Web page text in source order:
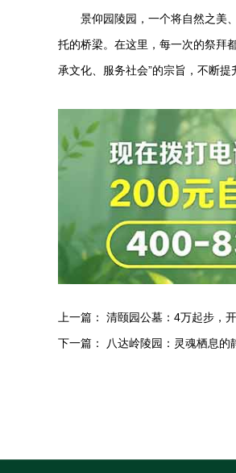
景仰园陵园 ，一个将自然之美
托的桥梁。在这里，每一次的祭拜
承文化、服务社会”的宗旨，不断
上一篇： 清颐园公墓：4万起步，
下一篇： 八达岭陵园：灵魂栖息的